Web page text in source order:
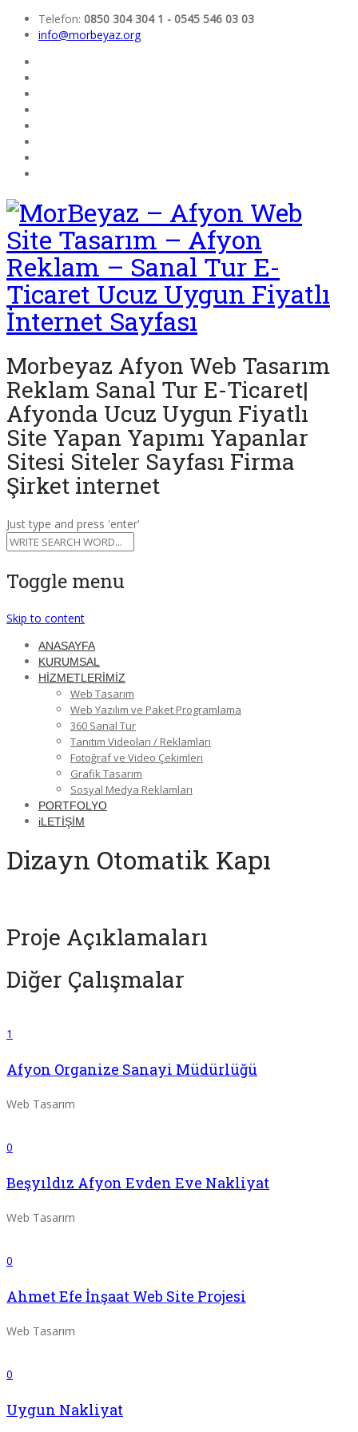
Telefon: 0850 304 304 1 - 0545 546 03 03
info@morbeyaz.org
Morbeyaz Afyon Web Tasarım
Reklam Sanal Tur E-Ticaret|
Afyonda Ucuz Uygun Fiyatlı
Site Yapan Yapımı Yapanlar
Sitesi Siteler Sayfası Firma
Şirket internet
Just type and press 'enter'
Toggle menu
Skip to content
ANASAYFA
KURUMSAL
HİZMETLERİMİZ
Web Tasarım
Web Yazılım ve Paket Programlama
360 Sanal Tur
Tanıtım Videoları / Reklamları
Fotoğraf ve Video Çekimleri
Grafik Tasarım
Sosyal Medya Reklamları
PORTFOLYO
iLETİŞİM
Dizayn Otomatik Kapı
Proje Açıklamaları
Diğer Çalışmalar
1
Afyon Organize Sanayi Müdürlüğü
Web Tasarım
0
Beşyıldız Afyon Evden Eve Nakliyat
Web Tasarım
0
Ahmet Efe İnşaat Web Site Projesi
Web Tasarım
0
Uygun Nakliyat